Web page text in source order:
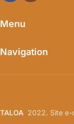
Menu
Navigation
TALOA 2022. Site e-